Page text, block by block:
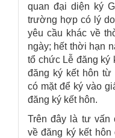
quan đại diện ký
trường hợp có lý
yêu cầu khác về
ngày; hết thời hạn
tổ chức Lễ đăng ký
đăng ký kết hôn
có mặt để ký vào
đăng ký kết hôn.
Trên đây là tư
về đăng ký kết